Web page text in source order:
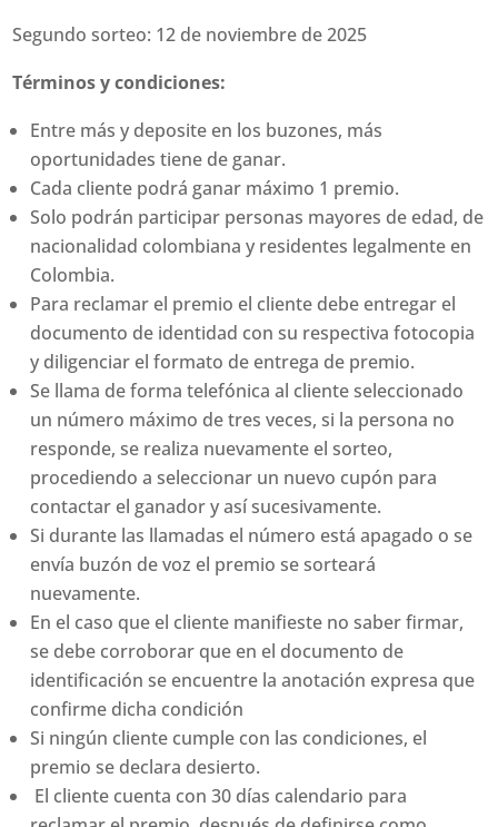
Segundo sorteo: 12 de noviembre de 2025
Términos y condiciones:
Entre más y deposite en los buzones, más
oportunidades tiene de ganar.
Cada cliente podrá ganar máximo 1 premio.
Solo podrán participar personas mayores de edad, de
nacionalidad colombiana y residentes legalmente en
Colombia.
Para reclamar el premio el cliente debe entregar el
documento de identidad con su respectiva fotocopia
y diligenciar el formato de entrega de premio.
Se llama de forma telefónica al cliente seleccionado
un número máximo de tres veces, si la persona no
responde, se realiza nuevamente el sorteo,
procediendo a seleccionar un nuevo cupón para
contactar el ganador y así sucesivamente.
Si durante las llamadas el número está apagado o se
envía buzón de voz el premio se sorteará
nuevamente.
En el caso que el cliente manifieste no saber firmar,
se debe corroborar que en el documento de
identificación se encuentre la anotación expresa que
confirme dicha condición
Si ningún cliente cumple con las condiciones, el
premio se declara desierto.
El cliente cuenta con 30 días calendario para